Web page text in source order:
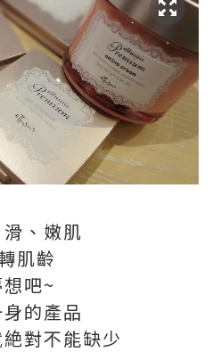
、嫩肌
肌齡
吧~
的產品
對不能缺少